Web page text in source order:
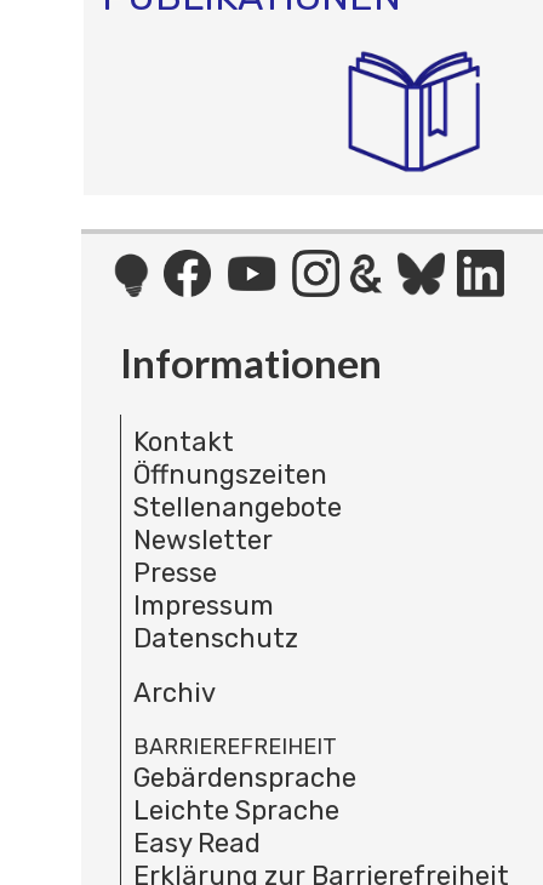
Informationen
Kontakt
Öffnungszeiten
Stellenangebote
Newsletter
Presse
Impressum
Datenschutz
Archiv
BARRIEREFREIHEIT
Gebärdensprache
Leichte Sprache
Easy Read
Erklärung zur Barrierefreiheit